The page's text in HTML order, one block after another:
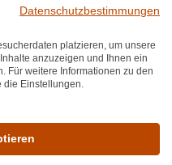
Datenschutzbestimmungen
platzieren, um unsere
anzuzeigen und Ihnen ein
Für weitere Informationen zu den
die Einstellungen.